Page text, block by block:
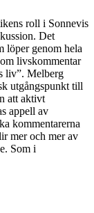
roll i Sonnevis
Det
löper genom hela
livskommentar
liv”. Melberg
utgångspunkt till
att aktivt
appell av
kommentarerna
mer och mer av
Som i